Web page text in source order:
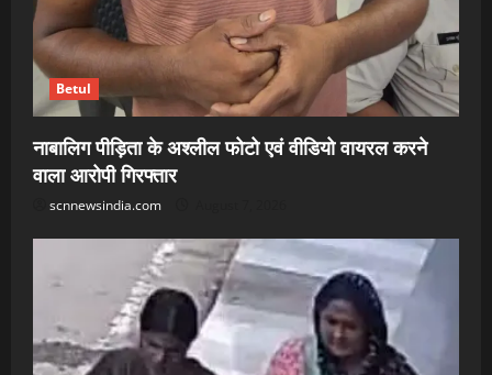
Betul
नाबालिग पीड़िता के अश्लील फोटो एवं वीडियो वायरल करने
वाला आरोपी गिरफ्तार
scnnewsindia.com